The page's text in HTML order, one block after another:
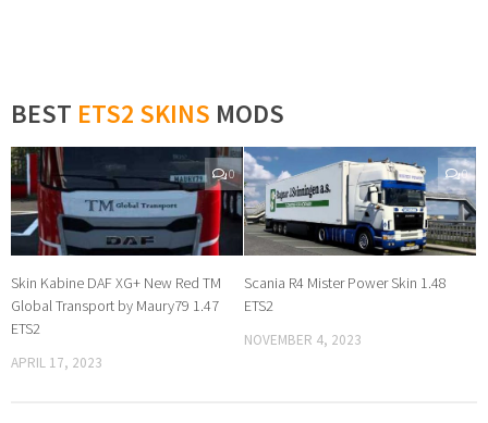
BEST ETS2 SKINS MODS
0
Skin Kabine DAF XG+ New Red TM
Global Transport by Maury79 1.47
ETS2
APRIL 17, 2023
0
Scania R4 Mister Power Skin 1.48
ETS2
NOVEMBER 4, 2023